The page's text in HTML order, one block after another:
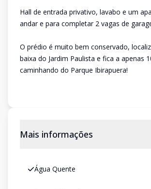
Hall de entrada privativo, lavabo e um
andar e para completar 2 vagas de
O prédio é muito bem conservado,
baixa do Jardim Paulista e fica a apenas
caminhando do Parque Ibirapuera!
Mais informações
Água Quente